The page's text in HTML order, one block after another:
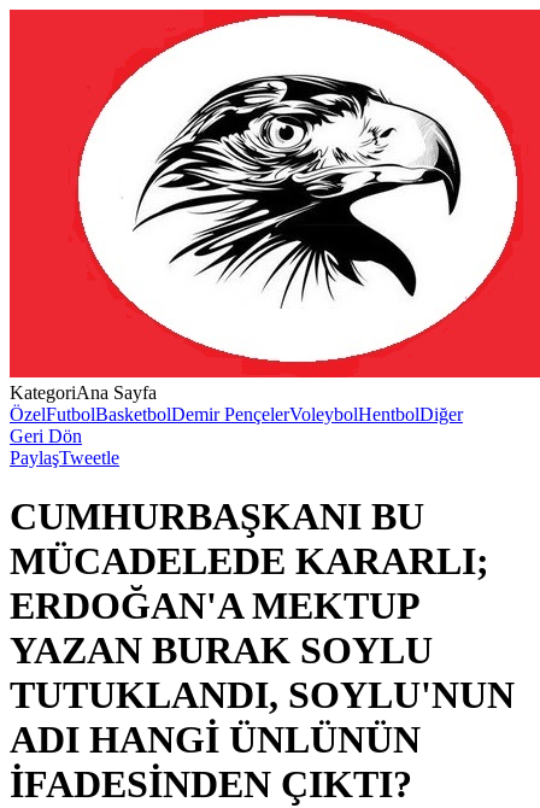
KategoriAna Sayfa
ÖzelFutbolBasketbolDemir PençelerVoleybolHentbolDiğer
Geri Dön
PaylaşTweetle
CUMHURBAŞKANI BU
MÜCADELEDE KARARLI;
ERDOĞAN'A MEKTUP
YAZAN BURAK SOYLU
TUTUKLANDI, SOYLU'NUN
ADI HANGİ ÜNLÜNÜN
İFADESİNDEN ÇIKTI?